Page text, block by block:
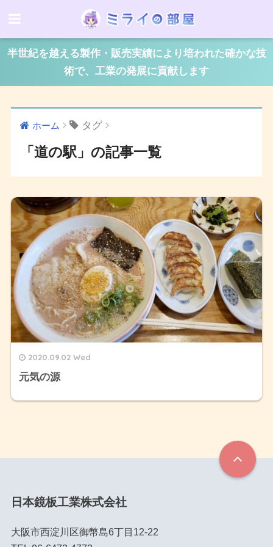
半世紀を越える製作・販売実績により培われた確かな技
術で、工業の発展に貢献します
ホーム タグ
「道の駅」の記事一覧
2020.09.02 Wed
元気の源
日本鏡板工業株式会社
大阪市西淀川区御幣島6丁目12-22